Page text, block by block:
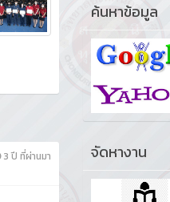
3 ปี ที่ผ่านมา
ค้นหาข้อมูล
จัดหางาน